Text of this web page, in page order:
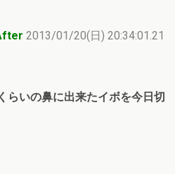
2013/01/20(日) 20:34:01.21
らいの鼻に出来たイボを今日切